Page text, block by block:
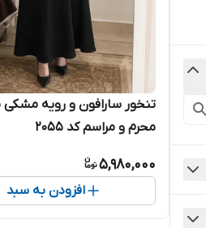
تنخور سارافون و رویه
محرم و مراسم کد ۲۰۵۵
5,980,000
افزودن به سبد